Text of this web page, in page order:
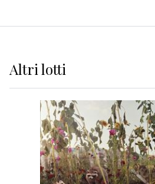
Altrilotti